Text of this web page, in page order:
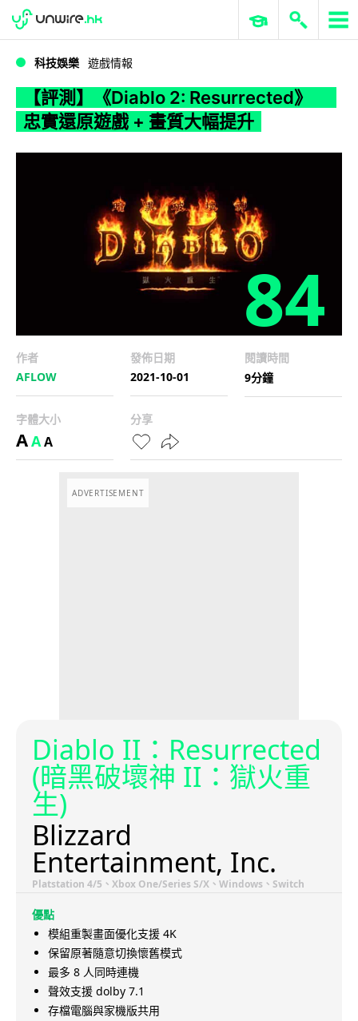
WWDC 2026 ERP 與商業 AI
科技娛樂 遊戲情報
【評測】《Diablo 2: Resurrected》
忠實還原遊戲 + 畫質大幅提升
84
作者
AFLOW
發佈日期
2021-10-01
閱讀時間
9分鐘
字體大小
AAA
分享
ADVERTISEMENT
Diablo II：Resurrected
(暗黑破壞神 II：獄火重
生)
Blizzard
Entertainment, Inc.
Platstation 4/5、Xbox One/Series S/X、Windows、Switch
優點
模組重製畫面優化支援 4K
保留原著隨意切換懷舊模式
最多 8 人同時連機
聲效支援 dolby 7.1
存檔電腦與家機版共用